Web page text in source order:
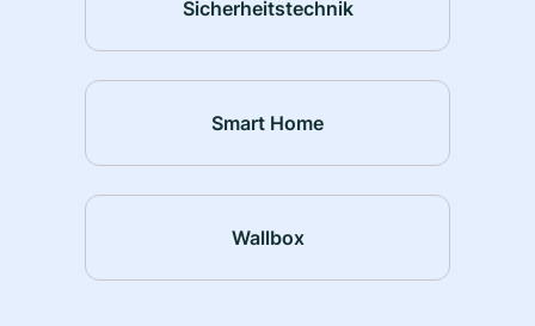
Sicherheitstechnik
Smart Home
Wallbox